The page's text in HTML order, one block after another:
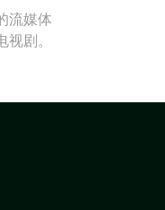
流媒体
剧。